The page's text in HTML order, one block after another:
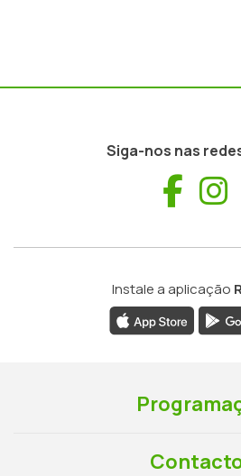
Siga-nos nas
Instale a aplicação